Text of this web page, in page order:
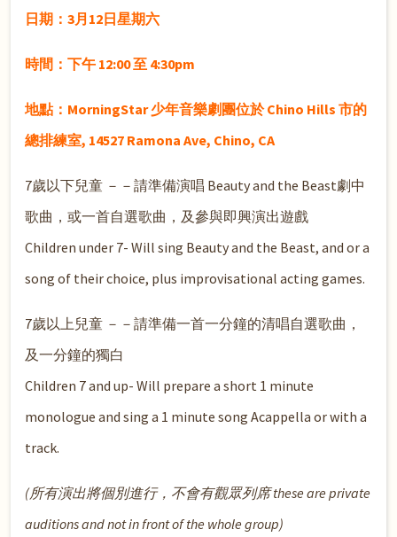
日期：3月12日星期六
時間：下午 12:00 至 4:30pm
地點：MorningStar 少年音樂劇團位於 Chino Hills 市的
總排練室, 14527 Ramona Ave, Chino, CA
7歲以下兒童 －－請準備演唱 Beauty and the Beast劇中
歌曲，或一首自選歌曲，及參與即興演出遊戲
Children under 7- Will sing Beauty and the Beast, and or a
song of their choice, plus improvisational acting games.
7歲以上兒童 －－請準備一首一分鐘的清唱自選歌曲，
及一分鐘的獨白
Children 7 and up- Will prepare a short 1 minute
monologue and sing a 1 minute song Acappella or with a
track.
(所有演出將個別進行，不會有觀眾列席 these are private
auditions and not in front of the whole group)